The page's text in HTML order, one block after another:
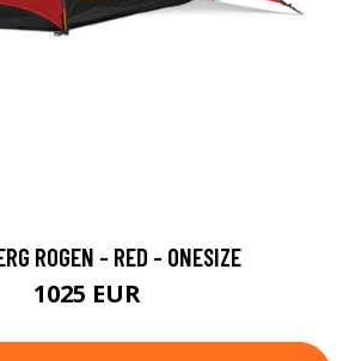
ROGEN - RED - ONESIZE
1025 EUR